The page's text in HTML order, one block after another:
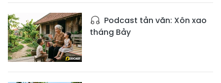
Podcast tản văn: Xôn xao
tháng Bảy